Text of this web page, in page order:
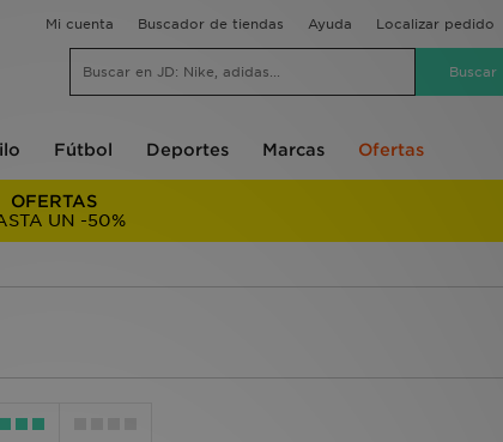
Mi cuenta Buscador de tiendas Ayuda Localizar pedido
Fútbol Deportes Marcas Ofertas
OFERTAS
UN -50%